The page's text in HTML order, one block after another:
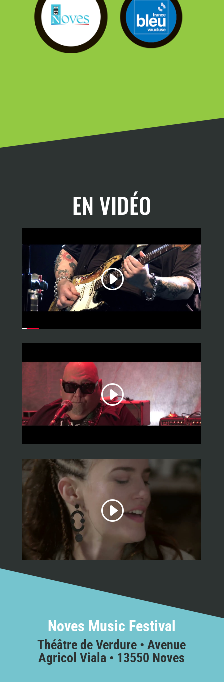
EN VIDÉO
Noves Music Festival
Théâtre de Verdure • Avenue
Agricol Viala • 13550 Noves